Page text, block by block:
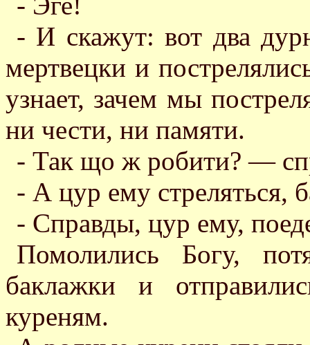
- И скажут: вот два
мертвецки и
узнает, зачем мы
ни чести, ни памяти.
- Так що ж робити? —
- А цур ему стреляться,
- Справды, цур ему,
Помолились Богу,
баклажки и
куреням.